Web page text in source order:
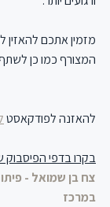
מזמין אתכם
המצורף כמו כן
להאזנה לפודקאסט
בקרו בדפי הפיסבוק
צח בן שמואל -
במרכז